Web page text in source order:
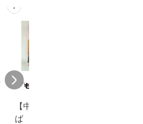
7
【中古】 耳をすませ
ば 〈2枚組〉 [DVD] /